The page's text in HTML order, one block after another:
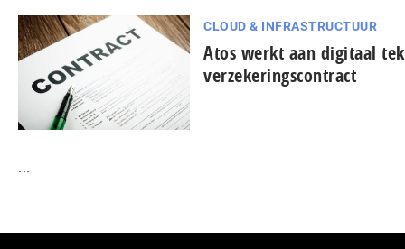
CLOUD & INFRASTRUCTUUR
Atos werkt aan digitaal
verzekeringscontract
...